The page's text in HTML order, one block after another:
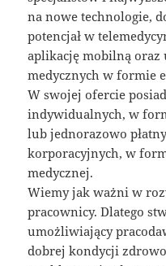
na nowe technologie,
potencjał w
aplikację mobilną oraz
medycznych w formie
W swojej ofercie
indywidualnych, w
lub jednorazowo
korporacyjnych, w
medycznej.
Wiemy jak ważni w
pracownicy. Dlatego
umożliwiający
dobrej kondycji